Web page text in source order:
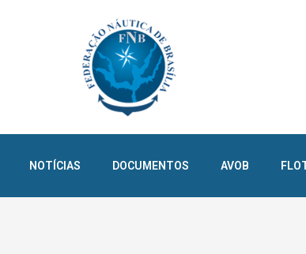
NOTÍCIAS DOCUMENTOS AVOB